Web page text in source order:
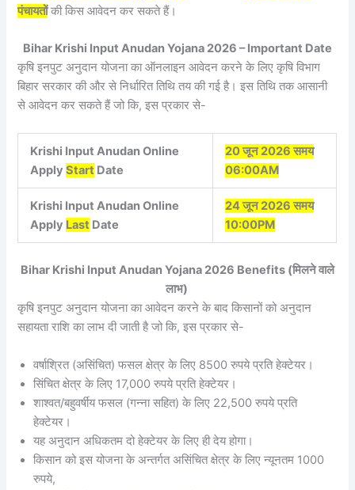
पंचायतोंकी किस आवेदन कर सकते हैं।
Bihar Krishi Input Anudan Yojana 2026 – Important Date
कृषि इनपुट अनुदान योजना का ऑनलाइन आवेदन करने के लिए कृषि विभाग
बिहार सरकार की और से निर्धारित तिथि तय की गई है। इस तिथि तक आसानी
से आवेदन कर सकते हैं जो कि, इस प्रकार से-
Krishi Input Anudan Online
ApplyStart Date
20 जून 2026 समय
06:00AM
Krishi Input Anudan Online
Apply Last Date
24 जून 2026 समय
10:00PM
Bihar Krishi Input Anudan Yojana 2026 Benefits (मिलने वाले
लाभ)
कृषि इनपुट अनुदान योजना का आवेदन करने के बाद किसानों को अनुदान
सहायता राशि का लाभ दी जाती है जो कि, इस प्रकार से-
वर्षाश्रित (असिंचित) फसल क्षेत्र के लिए 8500 रुपये प्रति हेक्टेयर।
सिंचित क्षेत्र के लिए 17,000 रुपये प्रति हेक्टेयर।
शाश्वत/बहुवर्षीय फसल (गन्ना सहित) के लिए 22,500 रुपये प्रति
हेक्टेयर।
यह अनुदान अधिकतम दो हेक्टेयर के लिए ही देय होगा।
किसान को इस योजना के अन्तर्गत असिंचित क्षेत्र के लिए न्यूनतम 1000
रुपये,